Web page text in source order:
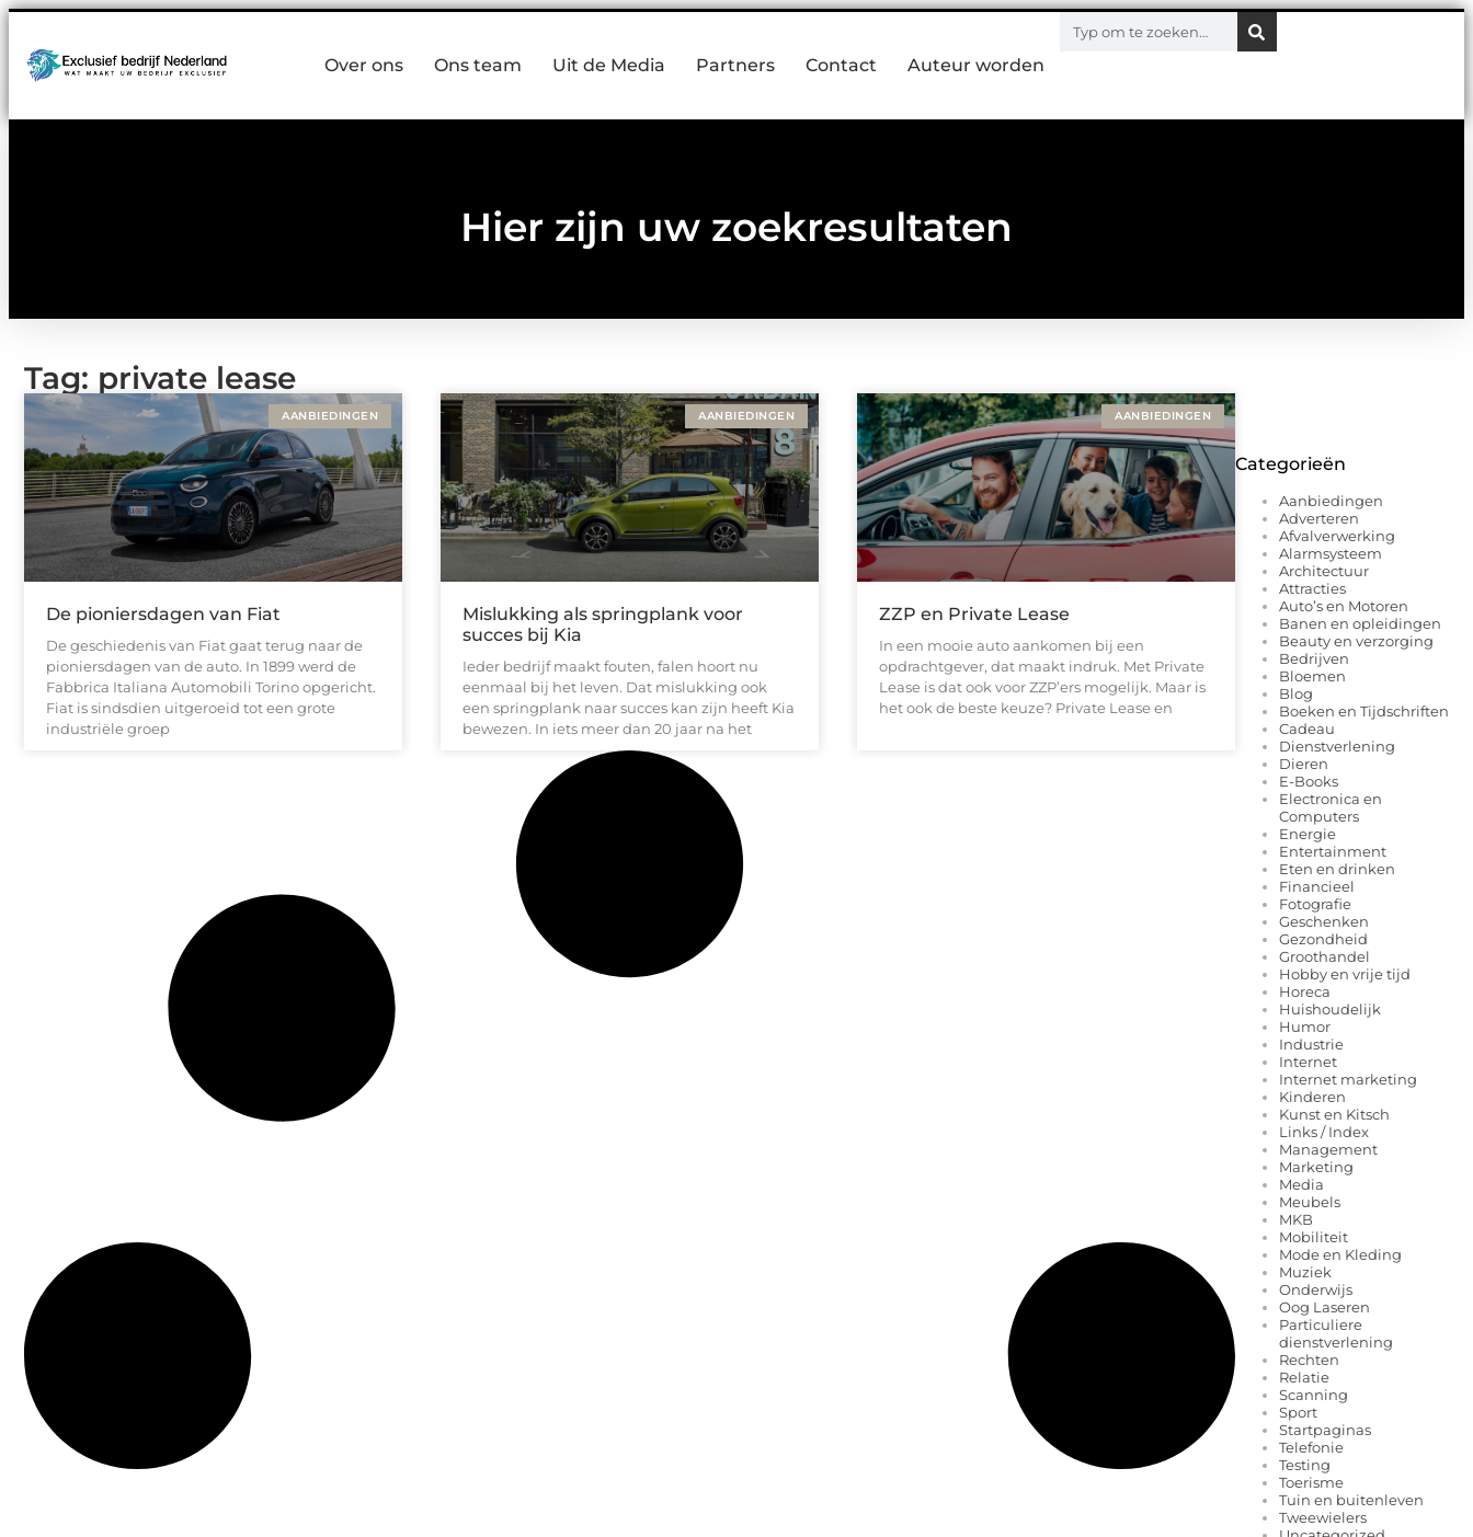
Over ons Ons team Uit de Media Partners Contact Auteur worden
Hier zijn uw zoekresultaten
Tag: private lease
AANBIEDINGEN
De pioniersdagen van Fiat
De geschiedenis van Fiat gaat terug naar de
pioniersdagen van de auto. In 1899 werd de
Fabbrica Italiana Automobili Torino opgericht.
Fiat is sindsdien uitgeroeid tot een grote
industriële groep
AANBIEDINGEN
Mislukking als springplank voor
succes bij Kia
Ieder bedrijf maakt fouten, falen hoort nu
eenmaal bij het leven. Dat mislukking ook
een springplank naar succes kan zijn heeft Kia
bewezen. In iets meer dan 20 jaar na het
AANBIEDINGEN
ZZP en Private Lease
In een mooie auto aankomen bij een
opdrachtgever, dat maakt indruk. Met Private
Lease is dat ook voor ZZP’ers mogelijk. Maar is
het ook de beste keuze? Private Lease en
Categorieën
Aanbiedingen
Adverteren
Afvalverwerking
Alarmsysteem
Architectuur
Attracties
Auto’s en Motoren
Banen en opleidingen
Beauty en verzorging
Bedrijven
Bloemen
Blog
Boeken en Tijdschriften
Cadeau
Dienstverlening
Dieren
E-Books
Electronica en
Computers
Energie
Entertainment
Eten en drinken
Financieel
Fotografie
Geschenken
Gezondheid
Groothandel
Hobby en vrije tijd
Horeca
Huishoudelijk
Humor
Industrie
Internet
Internet marketing
Kinderen
Kunst en Kitsch
Links / Index
Management
Marketing
Media
Meubels
MKB
Mobiliteit
Mode en Kleding
Muziek
Onderwijs
Oog Laseren
Particuliere
dienstverlening
Rechten
Relatie
Scanning
Sport
Startpaginas
Telefonie
Testing
Toerisme
Tuin en buitenleven
Tweewielers